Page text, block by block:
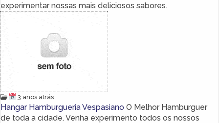
experimentar nossas mais deliciosos sabores.
3 anos atrás
Hangar Hamburgueria Vespasiano O Melhor Hamburguer
de toda a cidade. Venha experimento todos os nossos